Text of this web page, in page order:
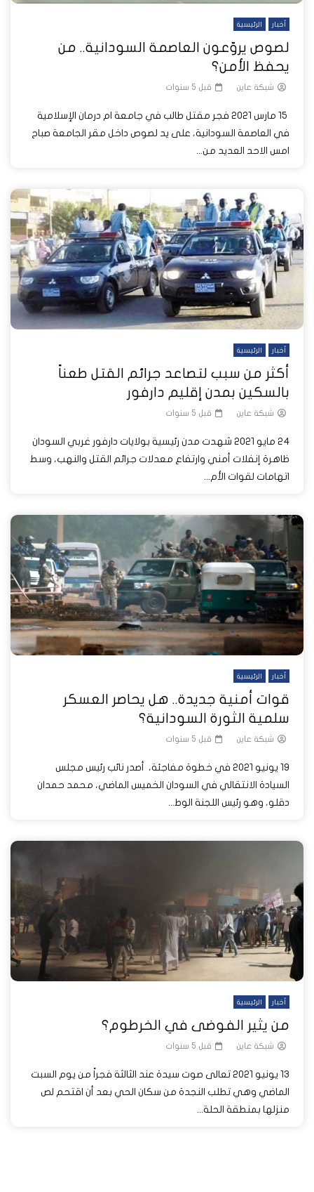
أخبار الرئيسية
لصوص يروّعون العاصمة السودانية.. من
يحفظ الأمن؟
شبكة عاين قبل 5 سنوات
15 مارس 2021 فجر مقتل طالب في جامعة ام درمان الإسلامية
في العاصمة السودانية، على يد لصوص داخل مقر الجامعة صباح
امس الاحد العديد من...
أخبار الرئيسية
أكثر من سبب لتصاعد جرائم القتل طعناً
بالسكين بمدن إقليم دارفور
شبكة عاين قبل 5 سنوات
24 مايو 2021 شهدت مدن رئيسية بولايات دارفور غربي السودان
ظاهرة إنفلات أمني وارتفاع معدلات جرائم القتل والنهب، وسط
اتهامات لقوات الأم...
أخبار الرئيسية
قوات أمنية جديدة.. هل يحاصر العسكر
سلمية الثورة السودانية؟
شبكة عاين قبل 5 سنوات
19 يونيو 2021 في خطوة مفاجئة، أصدر نائب رئيس مجلس
السيادة الانتقالي في السودان الخميس الماضي، محمد حمدان
دقلو، وهو رئيس اللجنة الوط...
أخبار الرئيسية
من يثير الفوضى في الخرطوم؟
شبكة عاين قبل 5 سنوات
13 يونيو 2021 تعالى صوت سيدة عند الثالثة فجراً من يوم السبت
الماضي وهي تطلب النجدة من سكان الحي بعد أن اقتحم لص
منزلها بمنطقة الحلة...